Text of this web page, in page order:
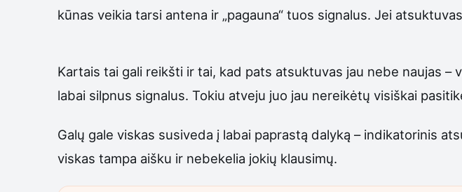
kūnas veikia tarsi antena ir „pagauna“ tuos signalus. Jei
Kartais tai gali reikšti ir tai, kad pats atsuktuvas jau nebe naujas
labai silpnus signalus. Tokiu atveju juo jau nereikėtų visiškai
Galų gale viskas susiveda į labai paprastą dalyką – indikatorinis
viskas tampa aišku ir nebekelia jokių klausimų.